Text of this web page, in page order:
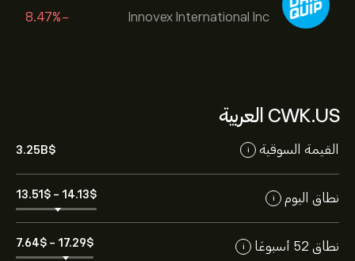
Innovex International Inc
-8.47%
CWK.US العربية
القيمة السوقية i
3.25B‎$‎
نطاق اليوم i
13.51‎$‎ - 14.13‎$‎
نطاق 52 أسبوعًا i
7.64‎$‎ - 17.29‎$‎